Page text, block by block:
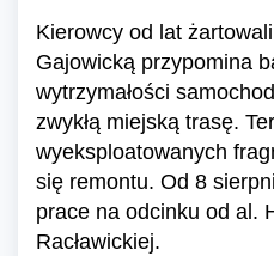
Kierowcy od lat
Gajowicką przypomina
wytrzymałości
zwykłą miejską trasę.
wyeksploatowanych
się remontu. Od 8
prace na odcinku od al.
Racławickiej.